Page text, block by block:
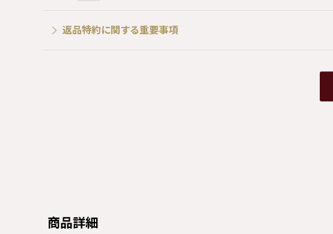
返品特約に関する重要事項
商品詳細